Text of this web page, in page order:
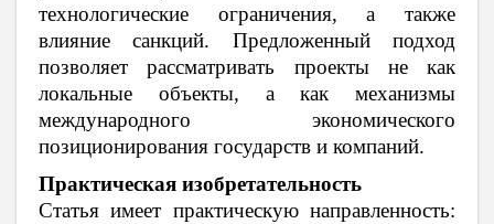
технологические ограничения, а также
влияние санкций. Предложенный подход
позволяет рассматривать проекты не как
локальные объекты, а как механизмы
международного экономического
позиционирования государств и компаний.
Практическая изобретательность
Статья имеет практическую направленность: